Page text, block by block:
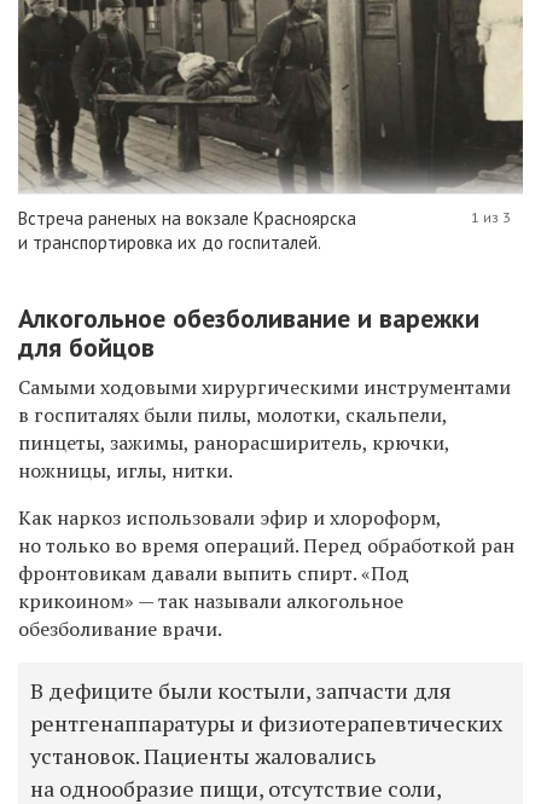
Встреча раненых на вокзале Красноярска
и транспортировка их до госпиталей.
1 из 3
Алкогольное обезболивание и варежки
для бойцов
Самыми ходовыми хирургическими инструментами
в госпиталях были пилы, молотки, скальпели,
пинцеты, зажимы, ранорасширитель, крючки,
ножницы, иглы, нитки.
Как наркоз использовали эфир и хлороформ,
но только во время операций. Перед обработкой ран
фронтовикам давали выпить спирт. «Под
крикоином» — так называли алкогольное
обезболивание врачи.
В дефиците были костыли, запчасти для
рентгенаппаратуры и физиотерапевтических
установок. Пациенты жаловались
на однообразие пищи, отсутствие соли,